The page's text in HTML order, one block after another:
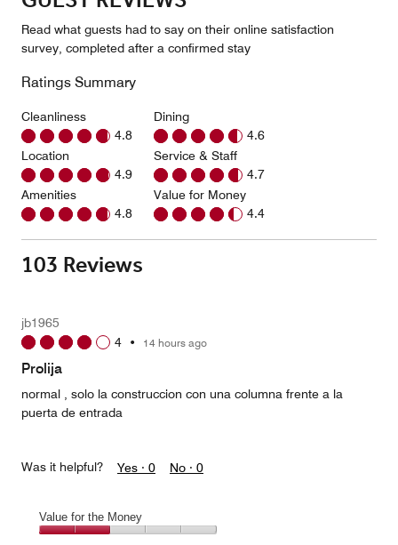
Read what guests had to say on their online satisfaction
survey, completed after a confirmed stay
Ratings Summary
Cleanliness
4.8
Location
4.9
Amenities
4.8
Dining
4.6
Service & Staff
4.7
Value for Money
4.4
103 Reviews
jb1965
4 • 14 hours ago
Prolija
normal , solo la construccion con una columna frente a la
puerta de entrada
Was it helpful? Yes · 0 No · 0
Value for the Money